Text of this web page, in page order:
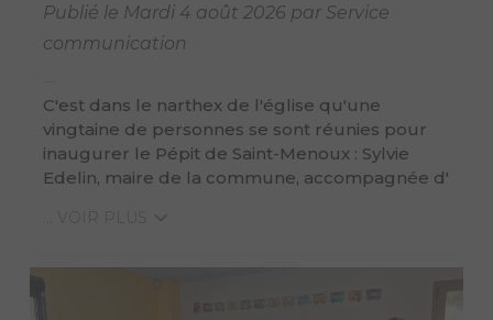
Publié le Mardi 4 août 2026 par Service
communication
C'est dans le narthex de l'église qu'une
vingtaine de personnes se sont réunies pour
inaugurer le Pépit de Saint-Menoux : Sylvie
Edelin, maire de la commune, accompagnée d'